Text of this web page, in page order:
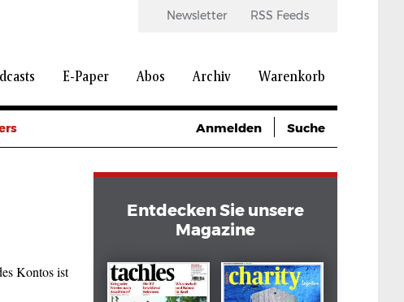
Newsletter RSS Feeds
E-Paper Abos Archiv Warenkorb
Anmelden Suche
Kontos ist
Entdecken Sie unsere
Magazine